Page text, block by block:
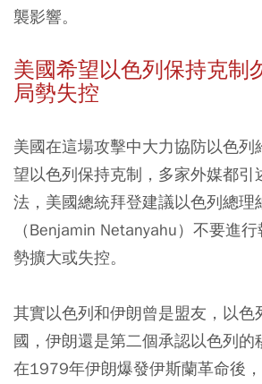
襲影響。
美國希望以色列保持克
局勢失控
美國在這場攻擊中大力協防以色列
望以色列保持克制，多家外媒都引
法，美國總統拜登建議以色列總理
（Benjamin Netanyahu）不要進
勢擴大或失控。
其實以色列和伊朗曾是盟友，以
國，伊朗還是第二個承認以色列的
在1979年伊朗爆發伊斯蘭革命後